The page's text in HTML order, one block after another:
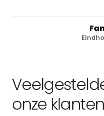
onze